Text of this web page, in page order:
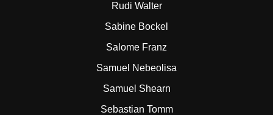
Rudi Walter
Sabine Bockel
Salome Franz
Samuel Nebeolisa
Samuel Shearn
Sebastian Tomm